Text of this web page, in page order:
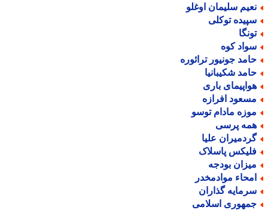
سلیمان اوغلو
توکلی
کوه
جونیور ترائوره
شکیبانیا
باری
افرازه
مادام توسو
پرسی
علیا
پاسلاک
بودجه
موادمخدر
گذاران
اسلامی